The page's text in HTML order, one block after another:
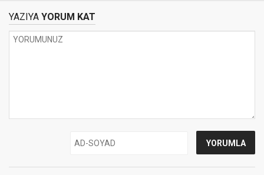
Sömürü Kuralı
YAZIYA YORUM KAT